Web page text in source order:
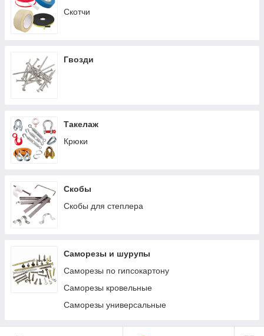
Скотчи
Гвозди
Такелаж
Крюки
Скобы
Скобы для степлера
Саморезы и шурупы
Саморезы по гипсокартону
Саморезы кровельные
Саморезы универсальные